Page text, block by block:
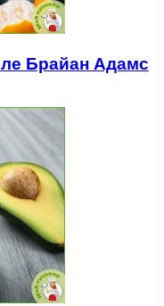
Брайан Адамс